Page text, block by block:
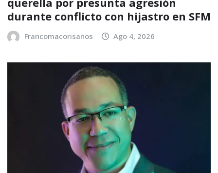
durante conflicto con hijastro en SFM
Francomacorisanos Ago 4, 2026